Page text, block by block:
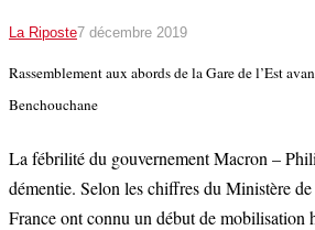
La Riposte7 décembre 2019
Rassemblement aux abords de la Gare de l’Est
Benchouchane
La fébrilité du gouvernement Macron –
démentie. Selon les chiffres du Ministère
France ont connu un début de mobilisation